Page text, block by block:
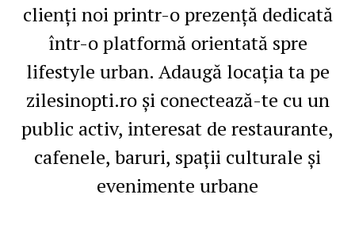
clienți noi printr-o prezență dedicată
într-o platformă orientată spre
lifestyle urban. Adaugă locația ta pe
zilesinopti.ro și conectează-te cu un
public activ, interesat de restaurante,
cafenele, baruri, spații culturale și
evenimente urbane